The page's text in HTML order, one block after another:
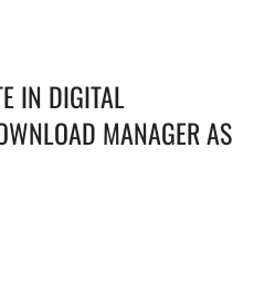
IN DIGITAL
MANAGER AS